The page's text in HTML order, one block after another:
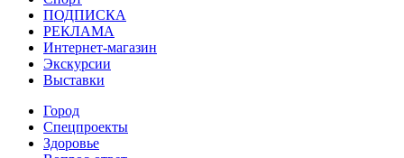
ПОДПИСКА
РЕКЛАМА
Интернет-магазин
Экскурсии
Выставки
Город
Спецпроекты
Здоровье